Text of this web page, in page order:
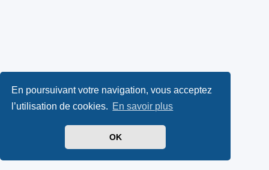
En poursuivant votre navigation, vous acceptez
l’utilisation de cookies. En savoir plus
OK